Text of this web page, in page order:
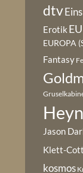
dtv
Erotik
EUROPA
Fantasy
Jason
Klett-
kosmos